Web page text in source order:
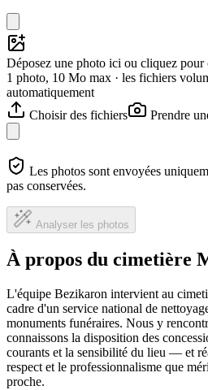
Déposez une photo ici ou cliquez pour
1 photo, 10 Mo max · les fichiers
automatiquement
Choisir des fichiers
Prendre
Les photos sont envoyées
pas conservées.
Analyser les photos
À propos du cimetière
L'équipe Bezikaron intervient au
cadre d'un service national de
monuments funéraires. Nous y
connaissons la disposition des
courants et la sensibilité du lieu — et
respect et le professionnalisme que
proche.